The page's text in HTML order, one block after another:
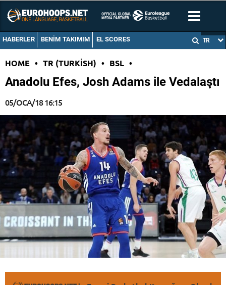
HABERLER BENIM TAKIMIM EL SCORES TR
HOME • TR (TURKISH) • BSL •
Anadolu Efes, Josh Adams ile Vedalaştı
05/OCA/18 16:15